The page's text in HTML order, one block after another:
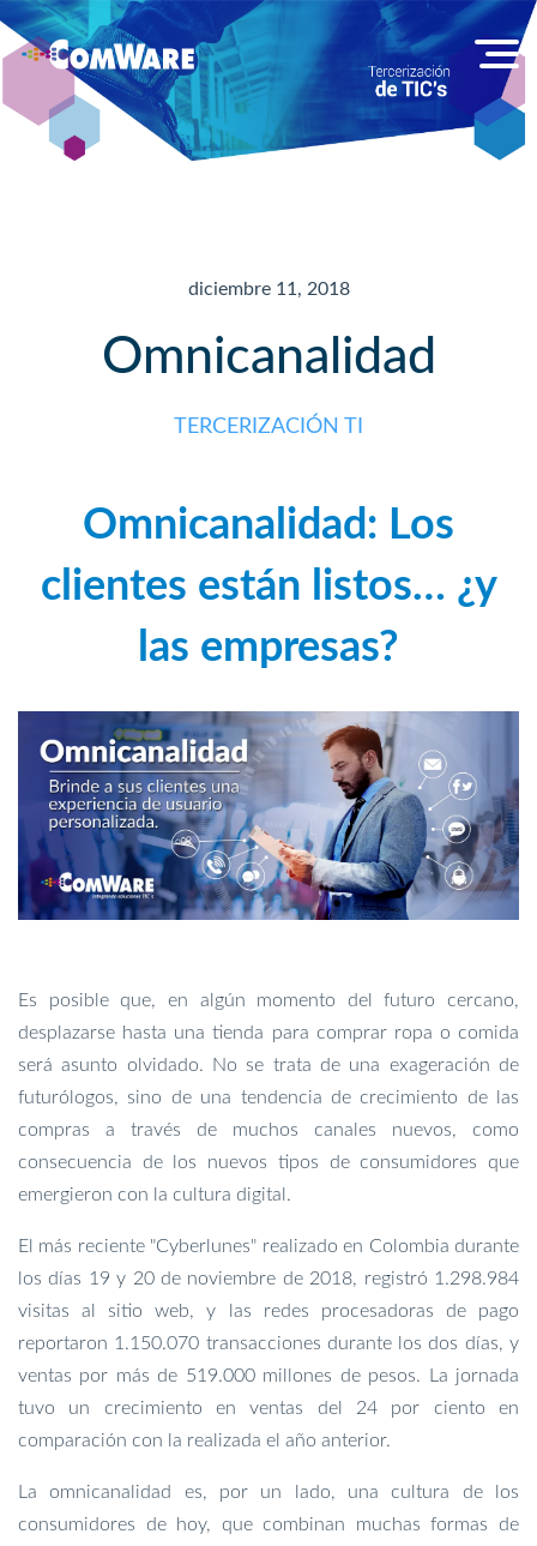
diciembre 11, 2018
Omnicanalidad
TERCERIZACIÓN TI
Omnicanalidad: Los
clientes están listos… ¿y
las empresas?
Es posible que, en algún momento del futuro cercano,
desplazarse hasta una tienda para comprar ropa o comida
será asunto olvidado. No se trata de una exageración de
futurólogos, sino de una tendencia de crecimiento de las
compras a través de muchos canales nuevos, como
consecuencia de los nuevos tipos de consumidores que
emergieron con la cultura digital.
El más reciente "Cyberlunes" realizado en Colombia durante
los días 19 y 20 de noviembre de 2018, registró 1.298.984
visitas al sitio web, y las redes procesadoras de pago
reportaron 1.150.070 transacciones durante los dos días, y
ventas por más de 519.000 millones de pesos. La jornada
tuvo un crecimiento en ventas del 24 por ciento en
comparación con la realizada el año anterior.
La omnicanalidad es, por un lado, una cultura de los
consumidores de hoy, que combinan muchas formas de